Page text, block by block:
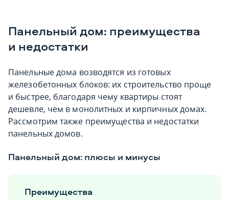
Панельный дом: преимущества
и недостатки
Панельные дома возводятся из готовых
железобетонных блоков: их строительство проще
и быстрее, благодаря чему квартиры стоят
дешевле, чем в монолитных и кирпичных домах.
Рассмотрим также преимущества и недостатки
панельных домов.
Панельный дом: плюсы и минусы
Преимущества